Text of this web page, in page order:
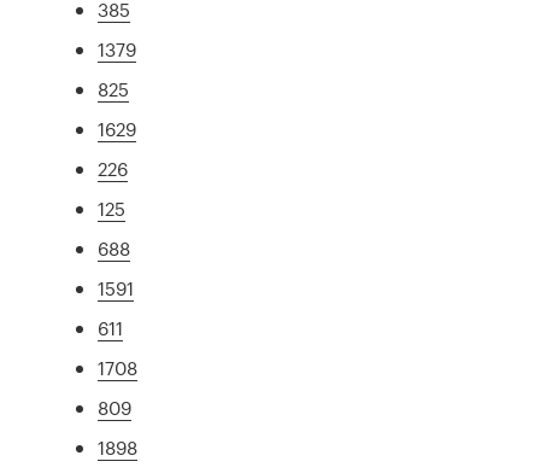
385
1379
825
1629
226
125
688
1591
611
1708
809
1898